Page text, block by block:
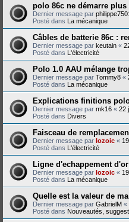
polo 86c ne démarre plus
Dernier message par
Posté dans La mécanique
Câbles de batterie 86c :
Dernier message par keutain «
Posté dans L'électricité
Polo 1.0 AAU mélange
Dernier message par Tommy8 «
Posté dans La mécanique
Explications finitions
Dernier message par mk16 « 22
Posté dans Divers
Faisceau de
Dernier message par lozoic «
Posté dans L'électricité
Ligne d'echappement
Dernier message par lozoic «
Posté dans La mécanique
Quelle est la valeur de
Dernier message par GabrielM «
Posté dans Nouveautés,